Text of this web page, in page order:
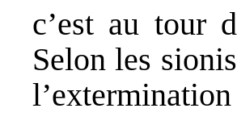
c’est au tour
Selon les